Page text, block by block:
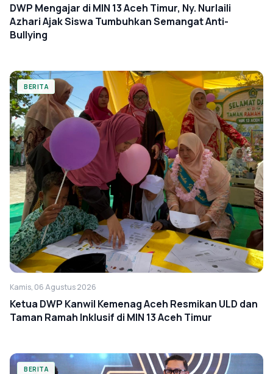
DWP Mengajar di MIN 13 Aceh Timur, Ny. Nurlaili
Azhari Ajak Siswa Tumbuhkan Semangat Anti-
Bullying
BERITA
Kamis, 06 Agustus 2026
Ketua DWP Kanwil Kemenag Aceh Resmikan ULD dan
Taman Ramah Inklusif di MIN 13 Aceh Timur
BERITA